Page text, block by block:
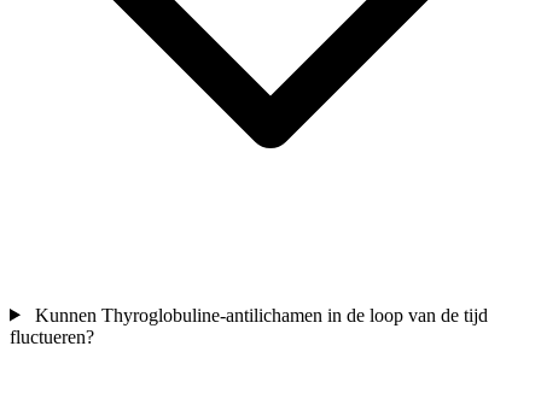
Kunnen Thyroglobuline-antilichamen in de loop van de tijd
fluctueren?